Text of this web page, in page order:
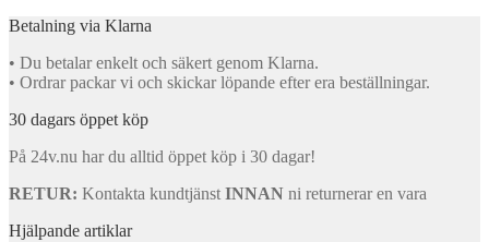
Betalning via Klarna
• Du betalar enkelt och säkert genom Klarna.
• Ordrar packar vi och skickar löpande efter era beställningar.
30 dagars öppet köp
På 24v.nu har du alltid öppet köp i 30 dagar!
RETUR: Kontakta kundtjänst INNAN ni returnerar en vara
Hjälpande artiklar